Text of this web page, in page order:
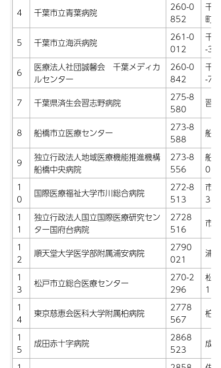
4
千葉市立青葉病院
260-0
852
千
町
5
千葉市立海浜病院
261-0
012
千
-
6
医療法人社団誠馨会 千葉メディカ
ルセンター
260-0
842
千
-7-1
7
千葉県済生会習志野病院
275-8
580
習
8 船橋市立医療センター
273-8
588
船
9
独立行政法人地域医療機能推進機構
船橋中央病院
273-8
556
船
0
1
0
国際医療福祉大学市川総合病院
272-8
513
市
3
1
1
独立行政法人国立国際医療研究セン
ター国府台病院
2728
516
市
1
2
順天堂大学医学部附属浦安病院
2790
021
浦
1
3
松戸市立総合医療センター
270-2
296
松
1
1
4
東京慈恵会医科大学附属柏病院
2778
567
柏
1
5
成田赤十字病院
2868
523
成